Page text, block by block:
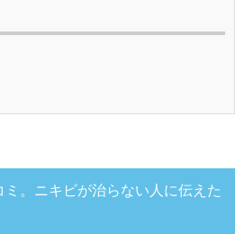
ミ。ニキビが治らない人に伝えた